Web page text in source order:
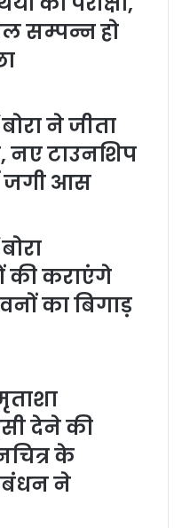
सम्पन्न हो
ने जीता
नए टाउनशिप
जगी आस
की कराएंगे
का बिगाड़
देने की
के
ने